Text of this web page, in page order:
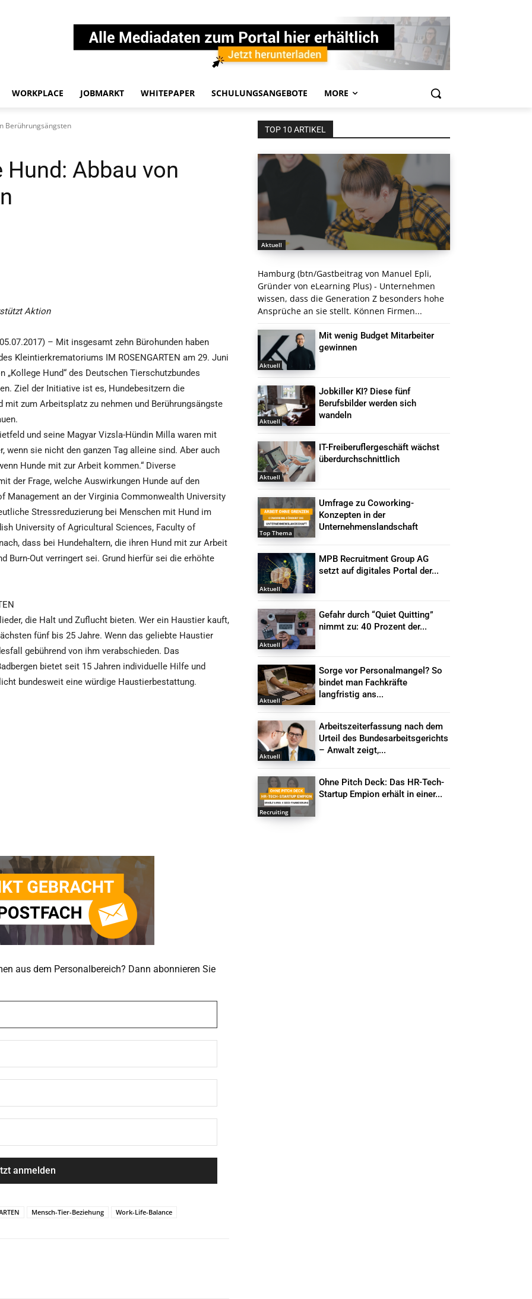
WORKPLACE JOBMARKT WHITEPAPER SCHULUNGSANGEBOTE MORE
Berührungsängsten
Abbau von
Aktion
– Mit insgesamt zehn Bürohunden haben
Kleintierkrematoriums IM ROSENGARTEN am 29. Juni
„Kollege Hund“ des Deutschen Tierschutzbundes
Ziel der Initiative ist es, Hundebesitzern die
zum Arbeitsplatz zu nehmen und Berührungsängste
und seine Magyar Vizsla-Hündin Milla waren mit
wenn sie nicht den ganzen Tag alleine sind. Aber auch
Hunde mit zur Arbeit kommen.“ Diverse
der Frage, welche Auswirkungen Hunde auf den
Management an der Virginia Commonwealth University
Stressreduzierung bei Menschen mit Hund im
University of Agricultural Sciences, Faculty of
dass bei Hundehaltern, die ihren Hund mit zur Arbeit
Burn-Out verringert sei. Grund hierfür sei die erhöhte
die Halt und Zuflucht bieten. Wer ein Haustier kauft,
fünf bis 25 Jahre. Wenn das geliebte Haustier
gebührend von ihm verabschieden. Das
bietet seit 15 Jahren individuelle Hilfe und
bundesweit eine würdige Haustierbestattung.
aus dem Personalbereich? Dann abonnieren Sie
Mensch-Tier-Beziehung Work-Life-Balance
TOP 10 ARTIKEL
Aktuell
Hamburg (btn/Gastbeitrag von Manuel Epli,
Gründer von eLearning Plus) - Unternehmen
wissen, dass die Generation Z besonders hohe
Ansprüche an sie stellt. Können Firmen...
Aktuell
Mit wenig Budget Mitarbeiter
gewinnen
Aktuell
Jobkiller KI? Diese fünf
Berufsbilder werden sich
wandeln
Aktuell
IT-Freiberuflergeschäft wächst
überdurchschnittlich
Top Thema
Umfrage zu Coworking-
Konzepten in der
Unternehmenslandschaft
Aktuell
MPB Recruitment Group AG
setzt auf digitales Portal der...
Aktuell
Gefahr durch “Quiet Quitting”
nimmt zu: 40 Prozent der...
Aktuell
Sorge vor Personalmangel? So
bindet man Fachkräfte
langfristig ans...
Aktuell
Arbeitszeiterfassung nach dem
Urteil des Bundesarbeitsgerichts
– Anwalt zeigt,...
Recruiting
Ohne Pitch Deck: Das HR-Tech-
Startup Empion erhält in einer...